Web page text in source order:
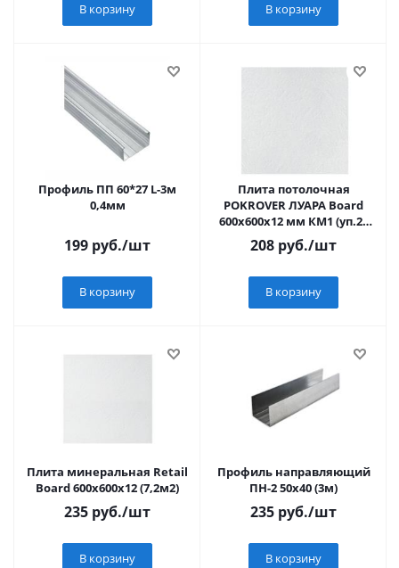
В корзину В корзину
Профиль ПП 60*27 L-3м
0,4мм
199 руб./шт
В корзину
Плита потолочная
POKROVER ЛУАРА Board
600х600х12 мм КМ1 (уп.20
шт)
208 руб./шт
В корзину
Плита минеральная Retail
Board 600х600х12 (7,2м2)
235 руб./шт
В корзину
Профиль направляющий
ПН-2 50х40 (3м)
235 руб./шт
В корзину